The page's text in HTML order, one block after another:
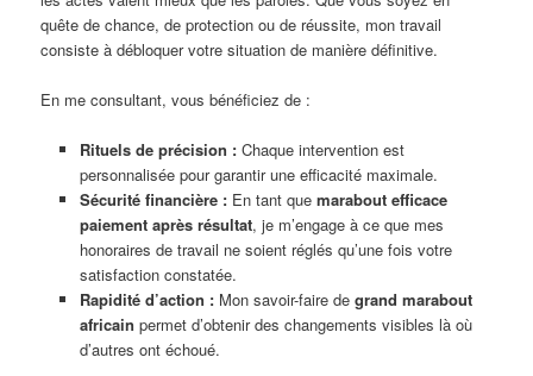
quête de chance, de protection ou de réussite, mon travail
consiste à débloquer votre situation de manière définitive.
En me consultant, vous bénéficiez de :
Rituels de précision :Chaque intervention est
personnalisée pour garantir une efficacité maximale.
Sécurité financière :En tant que marabout efficace
paiement après résultat, je m’engage à ce que mes
honoraires de travail ne soient réglés qu’une fois votre
satisfaction constatée.
Rapidité d’action :Mon savoir-faire de grand marabout
africain permet d’obtenir des changements visibles là où
d’autres ont échoué.